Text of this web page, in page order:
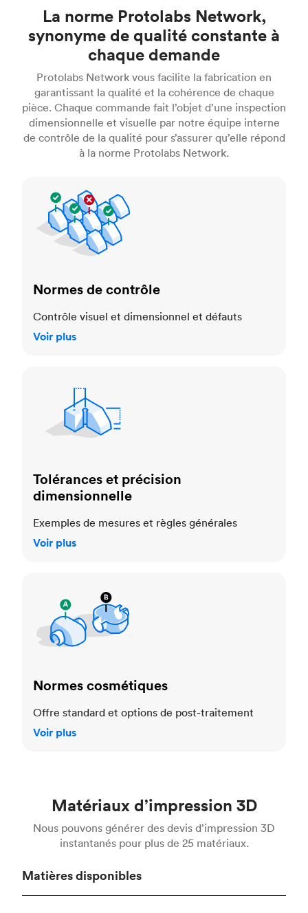
La norme Protolabs Network,
synonyme de qualité constante à
chaque demande
Protolabs Network vous facilite la fabrication en
garantissant la qualité et la cohérence de chaque
pièce. Chaque commande fait l’objet d’une inspection
dimensionnelle et visuelle par notre équipe interne
de contrôle de la qualité pour s’assurer qu’elle répond
à la norme Protolabs Network.
Normes de contrôle
Contrôle visuel et dimensionnel et défauts
Voir plus
Tolérances et précision
dimensionnelle
Exemples de mesures et règles générales
Voir plus
Normes cosmétiques
Offre standard et options de post-traitement
Voir plus
Matériaux d’impression 3D
Nous pouvons générer des devis d’impression 3D
instantanés pour plus de 25 matériaux.
Matières disponibles